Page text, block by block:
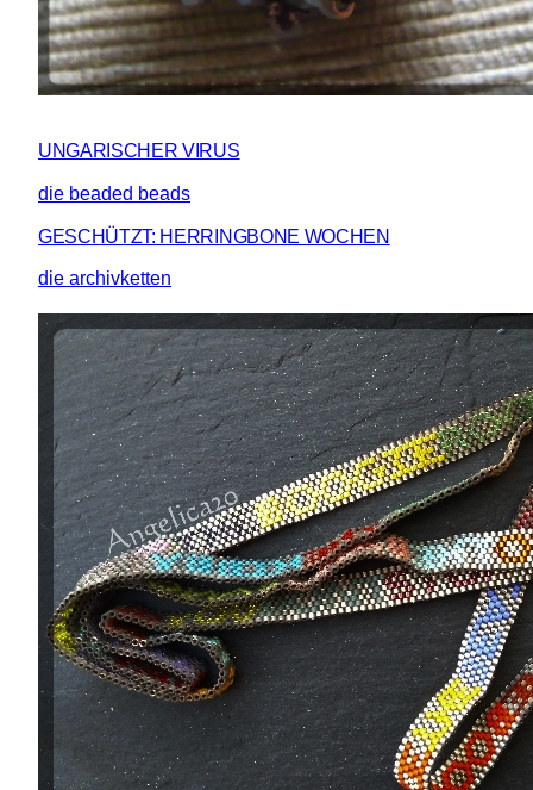
UNGARISCHER VIRUS
die beaded beads
GESCHÜTZT: HERRINGBONE WOCHEN
die archivketten